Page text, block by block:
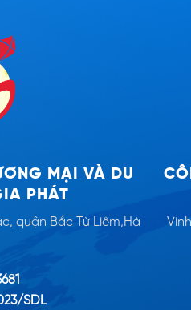
MẠI VÀ DU
PHÁT
quận Bắc Từ Liêm,Hà
SDL